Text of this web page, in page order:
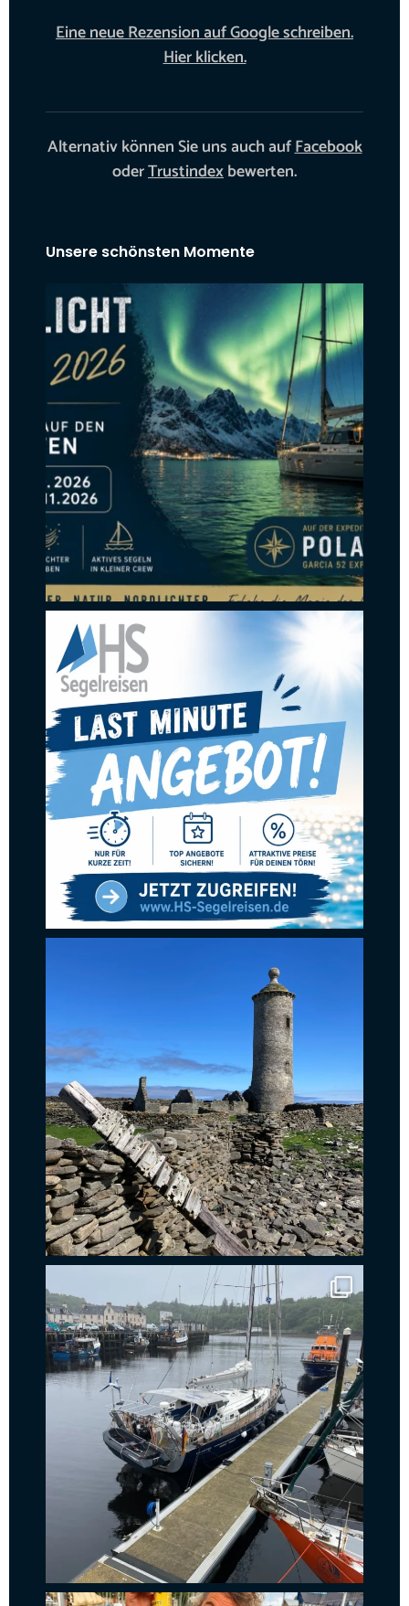
Eine neue Rezension auf Google schreiben.
Hier klicken.
Alternativ können Sie uns auch aufFacebook
oderTrustindexbewerten.
Unsere schönsten Momente